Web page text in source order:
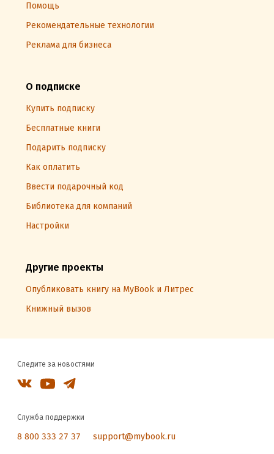
Помощь
Рекомендательные технологии
Реклама для бизнеса
О подписке
Купить подписку
Бесплатные книги
Подарить подписку
Как оплатить
Ввести подарочный код
Библиотека для компаний
Настройки
Другие проекты
Опубликовать книгу на MyBook и Литрес
Книжный вызов
Следите за новостями
Служба поддержки
8 800 333 27 37 support@mybook.ru